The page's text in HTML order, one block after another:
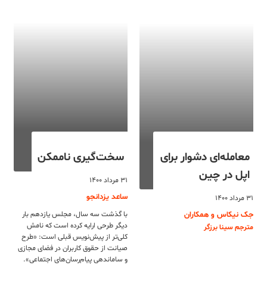
معامله‌ای دشوار برای
اپل در چین
۳۱ مرداد ۱۴۰۰
جک نیکاس و همکاران
مترجم سینا برزگر
سخت‌گیری ناممکن
۳۱ مرداد ۱۴۰۰
ساعد یزدانجو
با گذشت سه سال، مجلس یازدهم بار
دیگر طرحی ارایه کرده است که نامش
کلی‌تر از پیش‌نویس قبلی است: «طرح
صیانت از حقوق کاربران در فضای مجازی
و ساماندهی پیام‌رسان‌های اجتماعی».